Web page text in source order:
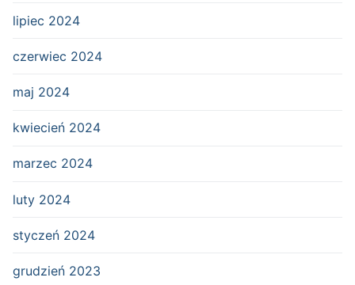
lipiec 2024
czerwiec 2024
maj 2024
kwiecień 2024
marzec 2024
luty 2024
styczeń 2024
grudzień 2023